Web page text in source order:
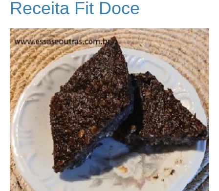
Receita Fit Doce